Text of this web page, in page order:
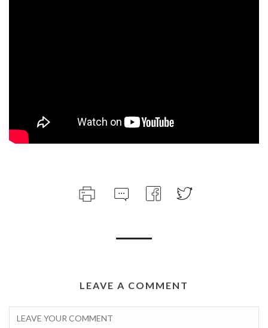
LEAVE A COMMENT